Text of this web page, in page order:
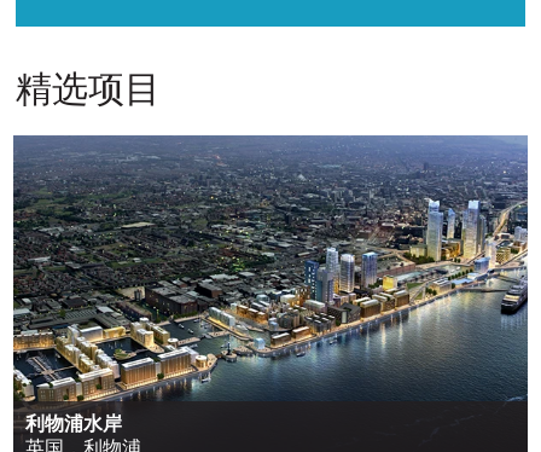
精选项目
利物浦水岸